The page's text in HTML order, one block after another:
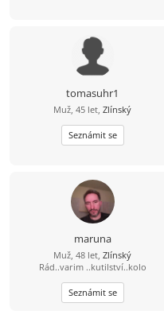
tomasuhr1
Muž, 45 let, Zlínský
Seznámit se
maruna
Muž, 48 let, Zlínský
Rád..varim ..kutilství..kolo
Seznámit se